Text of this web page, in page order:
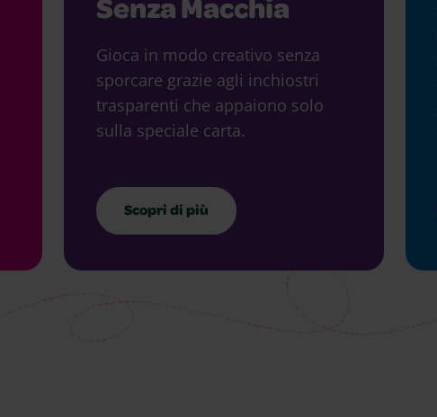
Senza Macchia
Gioca in modo creativo senza
sporcare grazie agli inchiostri
trasparenti che appaiono solo
sulla speciale carta.
Scopri di più